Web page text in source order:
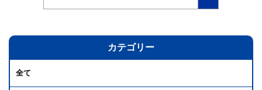
カテゴリー
全て